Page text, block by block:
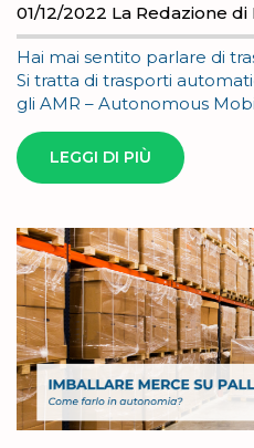
01/12/2022 La Redazione
Hai mai sentito parlare di
Si tratta di trasporti
gli AMR – Autonomous
LEGGI DI PIÙ